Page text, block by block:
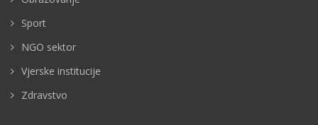
Sport
NGO sektor
Vjerske institucije
Zdravstvo